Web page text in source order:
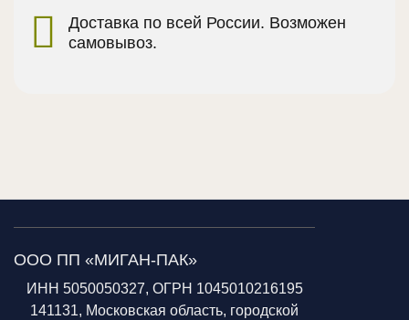
Доставка по всей России. Возможен
самовывоз.
ООО ПП «МИГАН-ПАК»
ИНН 5050050327, ОГРН 1045010216195
141131, Московская область, городской